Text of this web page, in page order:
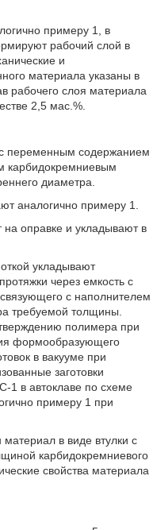
примеру 1, в
рабочий слой в
и
материала указаны в
рабочего слоя материала
2,5 мас.%.
переменным содержанием
карбидокремниевым
диаметра.
аналогично примеру 1.
на оправке и укладывают в
укладывают
через емкость с
с наполнителем
требуемой толщины.
полимера при
формообразующего
в вакууме при
заготовки
1 в автоклаве по схеме
примеру 1 при
в виде втулки с
карбидокремниевого
свойства материала